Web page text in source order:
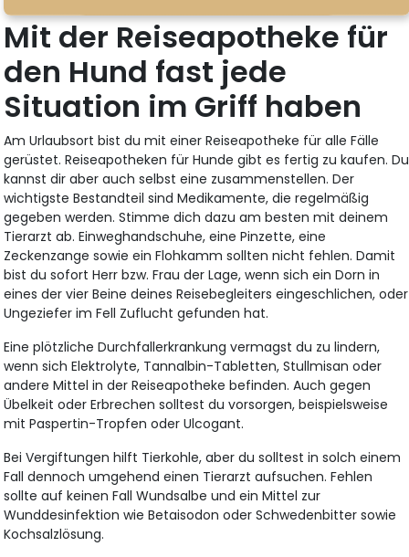
Mit der Reiseapotheke für
den Hund fast jede
Situation im Griff haben
Am Urlaubsort bist du mit einer Reiseapotheke für alle Fälle
gerüstet. Reiseapotheken für Hunde gibt es fertig zu kaufen. Du
kannst dir aber auch selbst eine zusammenstellen. Der
wichtigste Bestandteil sind Medikamente, die regelmäßig
gegeben werden. Stimme dich dazu am besten mit deinem
Tierarzt ab. Einweghandschuhe, eine Pinzette, eine
Zeckenzange sowie ein Flohkamm sollten nicht fehlen. Damit
bist du sofort Herr bzw. Frau der Lage, wenn sich ein Dorn in
eines der vier Beine deines Reisebegleiters eingeschlichen, oder
Ungeziefer im Fell Zuflucht gefunden hat.
Eine plötzliche Durchfallerkrankung vermagst du zu lindern,
wenn sich Elektrolyte, Tannalbin-Tabletten, Stullmisan oder
andere Mittel in der Reiseapotheke befinden. Auch gegen
Übelkeit oder Erbrechen solltest du vorsorgen, beispielsweise
mit Paspertin-Tropfen oder Ulcogant.
Bei Vergiftungen hilft Tierkohle, aber du solltest in solch einem
Fall dennoch umgehend einen Tierarzt aufsuchen. Fehlen
sollte auf keinen Fall Wundsalbe und ein Mittel zur
Wunddesinfektion wie Betaisodon oder Schwedenbitter sowie
Kochsalzlösung.